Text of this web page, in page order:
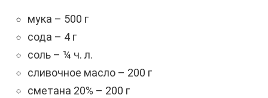
мука – 500 г
сода – 4 г
соль – ¼ ч. л.
сливочное масло – 200 г
сметана 20% – 200 г